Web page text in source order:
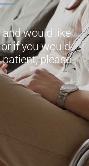
and would like
if you would
please